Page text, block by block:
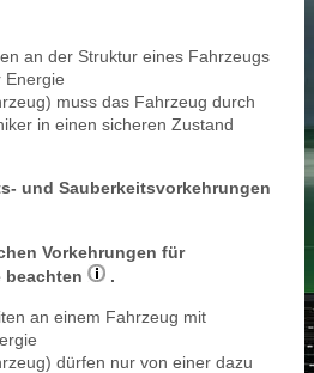
an der Struktur eines Fahrzeugs
Energie
muss das Fahrzeug durch
in einen sicheren Zustand
und Sauberkeitsvorkehrungen
Vorkehrungen für
beachten
.
an einem Fahrzeug mit
dürfen nur von einer dazu